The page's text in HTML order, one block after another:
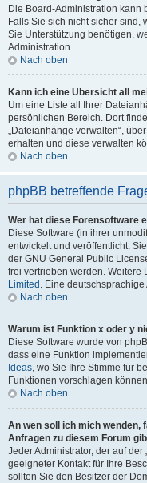
Die Board-Administration kann
Falls Sie sich nicht sicher sind,
Sie Unterstützung benötigen,
Administration.
Nach oben
Kann ich eine Übersicht all
Um eine Liste all Ihrer
persönlichen Bereich. Dort
„Dateianhänge verwalten“,
erhalten und diese verwalten
Nach oben
phpBB betreffende
Wer hat diese Forensoftware
Diese Software (in ihrer
entwickelt und veröffentlicht.
der GNU General Public
frei vertrieben werden. Weitere
Limited . Eine
Nach oben
Warum ist Funktion x oder y
Diese Software wurde von
dass eine Funktion
Ideas, wo Sie Ihre Stimme für
Funktionen vorschlagen
Nach oben
An wen soll ich mich
Anfragen zu diesem Forum
Jeder Administrator, der auf der
geeigneter Kontakt für Ihre
sollten Sie den Besitzer der